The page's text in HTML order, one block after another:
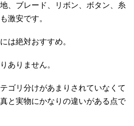
、ブレード、リボン、ボタン、糸
激安です。
は絶対おすすめ。
ありません。
ゴリ分けがあまりされていなくて
と実物にかなりの違いがある点で